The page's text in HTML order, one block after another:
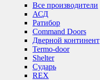
Все производители
АСД
Ратибор
Command Doors
Дверной континент
Termo-door
Shelter
Сударь
REX